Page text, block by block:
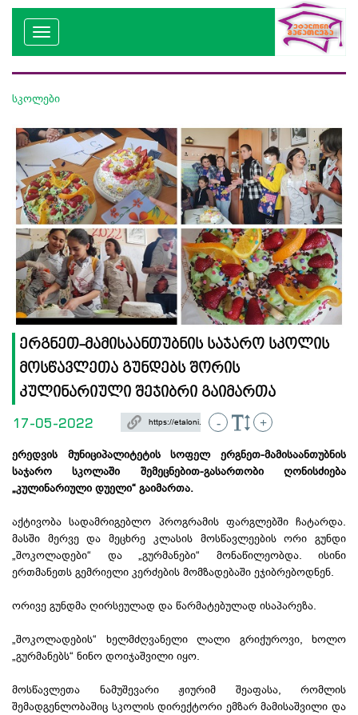
სკოლები
ერგნეთ-მამისაანთუბნის საჯარო სკოლის
მოსწავლეთა გუნდებს შორის
კულინარიული შეჯიბრი გაიმართა
17-05-2022 - +
ერედვის მუნიციპალიტეტის სოფელ ერგნეთ-მამისაანთუბნის
საჯარო სკოლაში შემეცნებით-გასართობი ღონისძიება
„კულინარიული დუელი“ გაიმართა.
აქტივობა სადამრიგებლო პროგრამის ფარგლებში ჩატარდა.
მასში მერვე და მეცხრე კლასის მოსწავლეების ორი გუნდი
„შოკოლადები“ და „გურმანები“ მონაწილეობდა. ისინი
ერთმანეთს გემრიელი კერძების მომზადებაში ეჯიბრებოდნენ.
ორივე გუნდმა ღირსეულად და წარმატებულად ისაპარეზა.
„შოკოლადების“ ხელმძღვანელი ლალი გრიქუროვი, ხოლო
„გურმანებს“ ნინო დოიჯაშვილი იყო.
მოსწავლეთა ნამუშევარი ჟიურიმ შეაფასა, რომლის
შემადგენლობაშიც სკოლის დირექტორი ემზარ მამისაშვილი და